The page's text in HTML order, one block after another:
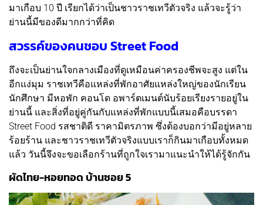
มาเกือบ 10 ปี เรียกได้ว่าเป็นชาวราชเทวีตัวจริง แล้วจะรู้ว่า
ย่านนี้มีของดีมากกว่าที่คิด
สวรรค์ของคนชอบ Street Food
ถึงจะเป็นย่านใจกลางเมืองที่ดูเหมือนค่าครองชีพจะสูง แต่ใน
อีกแง่มุม ราชเทวีคือแหล่งที่พักอาศัยแหล่งใหญ่ของนักเรียน
นักศึกษา มีหอพัก คอนโด อพาร์ตเมนต์นับร้อยเรียงรายอยู่ใน
ย่านนี้ และสิ่งที่อยู่คู่กันกับแหล่งที่พักแบบนี้เสมอคือบรรดา
Street Food รสชาติดี ราคามิตรภาพ ซึ่งต้องบอกว่ามีอยู่หลาย
ร้อยร้าน และชาวราชเทวีตัวจริงแบบเราก็กินมาเกือบทั้งหมด
แล้ว วันนี้จึงจะขอเลือกร้านที่ถูกใจเรามาแนะนำให้ได้รู้จักกัน
ผัดไทย-หอยทอด บ้านซอย 5